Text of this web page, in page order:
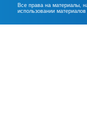
Все права на материалы,
использовании